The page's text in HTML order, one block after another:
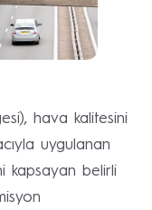
hava kalitesini
uygulanan
kapsayan belirli